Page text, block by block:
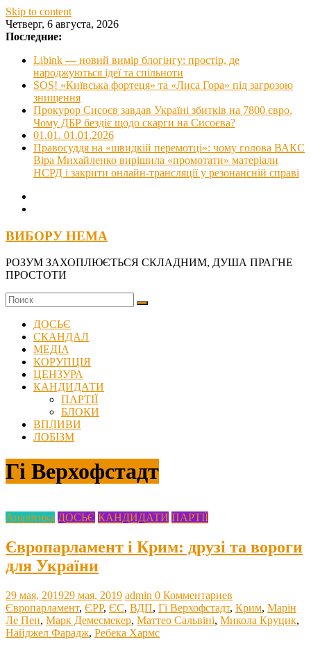
Skip to content
Четверг, 6 августа, 2026
Последние:
Libink — новий вимір блогінгу: простір, де
народжуються ідеї та спільноти
SOS! «Київська фортеця» та «Лиса Гора» під загрозою
знищення
Прокурор Сисоєв завдав Україні збитків на 7800 євро.
Чому ДБР бездіє щодо скарги на Сисоєва?
01.01. 01.01.2026
Правосуддя на «швидкій перемотці»: чому голова ВАКС
Віра Михайленко вирішила «промотати» матеріали
НСРД і закрити онлайн-трансляції у резонансній справі
ВИБОРУ НЕМА
РОЗУМ ЗАХОПЛЮЄТЬСЯ СКЛАДНИМ, ДУША ПРАГНЕ
ПРОСТОТИ
ДОСЬЄ
СКАНДАЛ
МЕДІА
КОРУПЦІЯ
ЦЕНЗУРА
КАНДИДАТИ
ПАРТІЇ
БЛОКИ
ВПЛИВИ
ЛОБІЗМ
Гі Верхофстадт
Аналітика ДОСЬЄ КАНДИДАТИ ПАРТІЇ
Європарламент і Крим: друзі та вороги
для України
29 мая, 201929 мая, 2019 admin 0 Комментариев
Європарламент, ЄРР, ЄС, ВДП, Гі Верхофстадт, Крим, Марін
Ле Пен, Марк Демесмекер, Маттео Сальвіні, Микола Круцик,
Найджел Фарадж, Ребека Хармс